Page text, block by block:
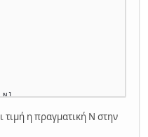
Ν]
τιμή η πραγματική Ν στην